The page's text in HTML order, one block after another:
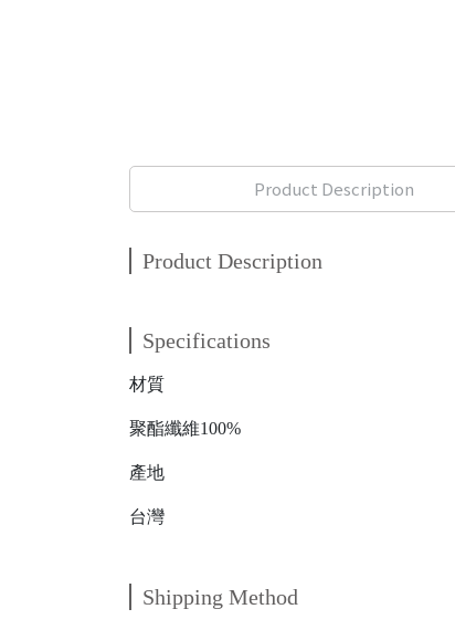
Product Description
Product Description
Specifications
材質
聚酯纖維100%
產地
台灣
Shipping Method